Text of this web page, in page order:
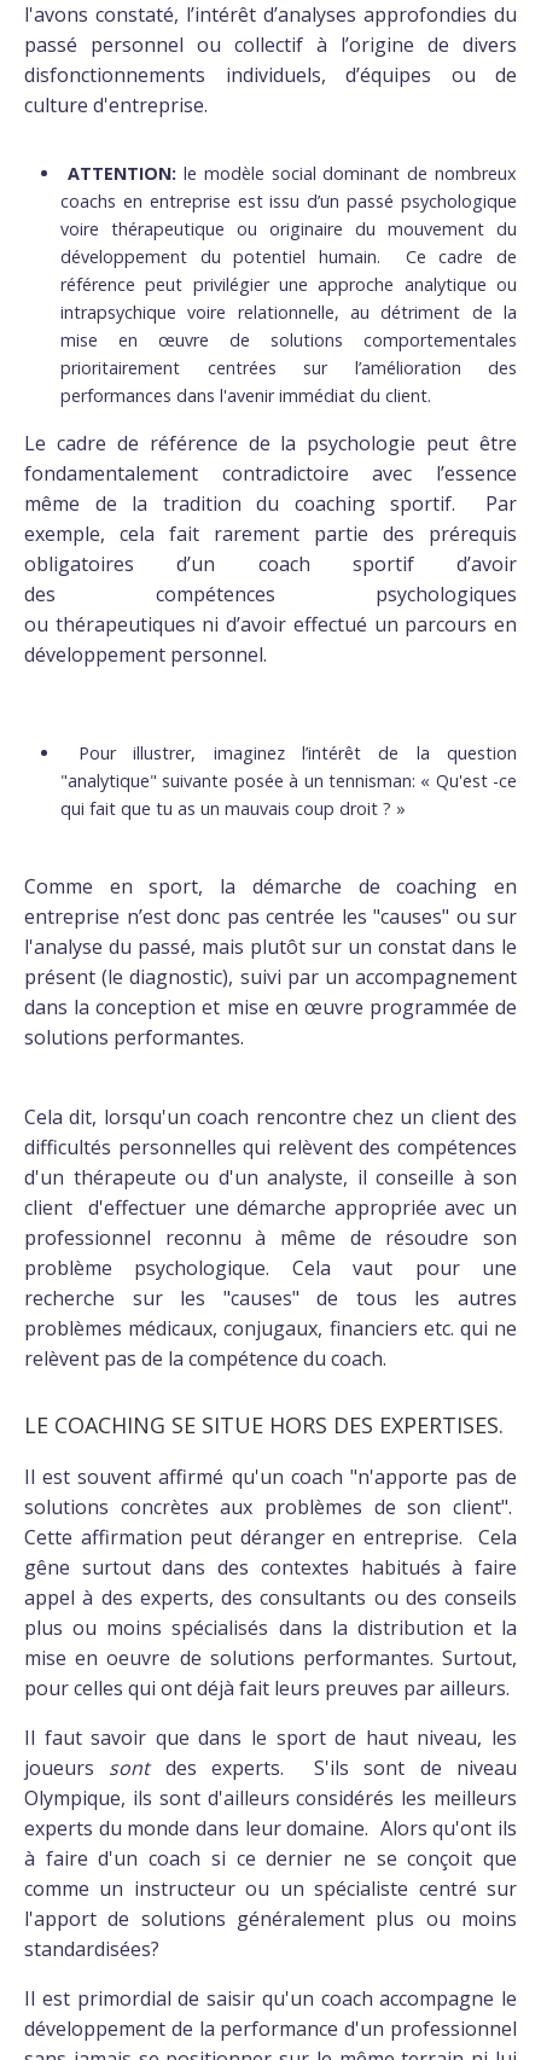
l'avons constaté, l’intérêt d’analyses approfondies du
passé personnel ou collectif à l’origine de divers
disfonctionnements individuels, d’équipes ou de
culture d'entreprise.
ATTENTION: le modèle social dominant de nombreux
coachs en entreprise est issu d’un passé psychologique
voire thérapeutique ou originaire du mouvement du
développement du potentiel humain. Ce cadre de
référence peut privilégier une approche analytique ou
intrapsychique voire relationnelle, au détriment de la
mise en œuvre de solutions comportementales
prioritairement centrées sur l’amélioration des
performances dans l'avenir immédiat du client.
Le cadre de référence de la psychologie peut être
fondamentalement contradictoire avec l’essence
même de la tradition du coaching sportif. Par
exemple, cela fait rarement partie des prérequis
obligatoires d’un coach sportif d’avoir
des compétences psychologiques
ou thérapeutiques ni d’avoir effectué un parcours en
développement personnel.
Pour illustrer, imaginez l’intérêt de la question
"analytique" suivante posée à un tennisman: « Qu'est -ce
qui fait que tu as un mauvais coup droit ? »
Comme en sport, la démarche de coaching en
entreprise n’est donc pas centrée les "causes" ou sur
l'analyse du passé, mais plutôt sur un constat dans le
présent (le diagnostic), suivi par un accompagnement
dans la conception et mise en œuvre programmée de
solutions performantes.
Cela dit, lorsqu'un coach rencontre chez un client des
difficultés personnelles qui relèvent des compétences
d'un thérapeute ou d'un analyste, il conseille à son
client d'effectuer une démarche appropriée avec un
professionnel reconnu à même de résoudre son
problème psychologique. Cela vaut pour une
recherche sur les "causes" de tous les autres
problèmes médicaux, conjugaux, financiers etc. qui ne
relèvent pas de la compétence du coach.
LE COACHING SE SITUE HORS DES EXPERTISES.
Il est souvent affirmé qu'un coach "n'apporte pas de
solutions concrètes aux problèmes de son client".
Cette affirmation peut déranger en entreprise. Cela
gêne surtout dans des contextes habitués à faire
appel à des experts, des consultants ou des conseils
plus ou moins spécialisés dans la distribution et la
mise en oeuvre de solutions performantes. Surtout,
pour celles qui ont déjà fait leurs preuves par ailleurs.
Il faut savoir que dans le sport de haut niveau, les
joueurs sontdes experts. S'ils sont de niveau
Olympique, ils sont d'ailleurs considérés les meilleurs
experts du monde dans leur domaine. Alors qu'ont ils
à faire d'un coach si ce dernier ne se conçoit que
comme un instructeur ou un spécialiste centré sur
l'apport de solutions généralement plus ou moins
standardisées?
Il est primordial de saisir qu'un coach accompagne le
développement de la performance d'un professionnel